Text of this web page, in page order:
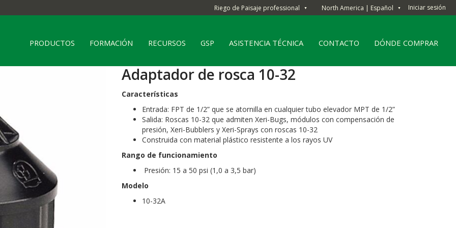
Riego de Paisaje professional ▼ North America | Español ▼ Iniciar sesión
PRODUCTOS FORMACIÓN RECURSOS GSP ASISTENCIA TÉCNICA CONTACTO DÓNDE COMPRAR
Adaptador de rosca 10-32
Características
Entrada: FPT de 1/2” que se atornilla en cualquier tubo elevador MPT de 1/2”
Salida: Roscas 10-32 que admiten Xeri-Bugs, módulos con compensación de
presión, Xeri-Bubblers y Xeri-Sprays con roscas 10-32
Construida con material plástico resistente a los rayos UV
Rango de funcionamiento
Presión: 15 a 50 psi (1,0 a 3,5 bar)
Modelo
10-32A